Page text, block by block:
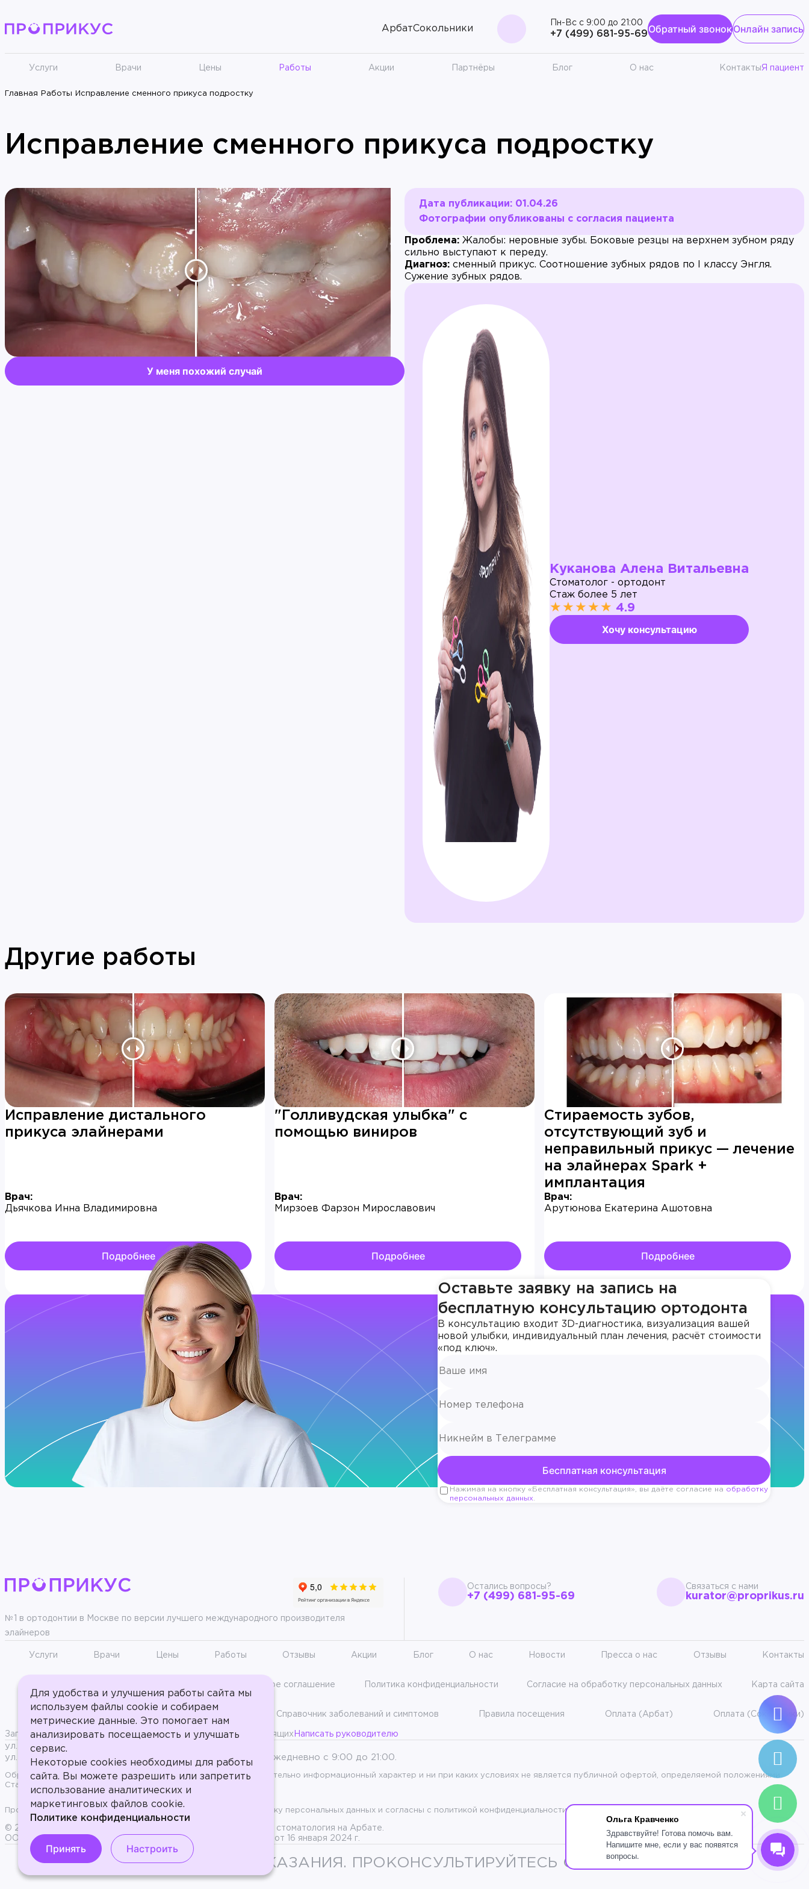
Ольга Кравченко
Здравствуйте! Готова помочь вам.
Напишите мне, если у вас появятся
вопросы.
АрбатСокольники Поиск
Пн-Вс с 9:00 до 21:00
+7 (499) 681-95-69 Обратный звонокОнлайн запись
Услуги Врачи Цены Работы Акции Партнёры Блог О нас КонтактыЯ пациент
Главная Работы Исправление сменного прикуса подростку
Исправление сменного прикуса подростку
У меня похожий случай
Дата публикации: 01.04.26
Фотографии опубликованы с согласия пациента
Проблема: Жалобы: неровные зубы. Боковые резцы на верхнем зубном ряду
сильно выступают к переду.
Диагноз: сменный прикус. Соотношение зубных рядов по I классу Энгля.
Сужение зубных рядов.
Куканова Алена Витальевна
Стоматолог - ортодонт
Стаж более 5 лет
★★★★★ 4.9
Хочу консультацию
Другие работы
Исправление дистального
прикуса элайнерами
Врач:
Дьячкова Инна Владимировна
Подробнее
"Голливудская улыбка" с
помощью виниров
Врач:
Мирзоев Фарзон Мирославович
Подробнее
Стираемость зубов,
отсутствующий зуб и
неправильный прикус — лечение
на элайнерах Spark +
имплантация
Врач:
Арутюнова Екатерина Ашотовна
Подробнее
Оставьте заявку на запись на
бесплатную консультацию ортодонта
В консультацию входит 3D-диагностика, визуализация вашей
новой улыбки, индивидуальный план лечения, расчёт стоимости
«под ключ».
Нажимая на кнопку «Бесплатная консультация», вы даёте согласие на обработку
персональных данных
№1 в ортодонтии в Москве по версии лучшего международного производителя
элайнеров
Остались вопросы?
+7 (499) 681-95-69
Связаться с нами
kurator@proprikus.ru
Услуги Врачи Цены Работы Отзывы Акции Блог О нас Новости Пресса о нас Отзывы Контакты
Пользовательское соглашение Политика конфиденциальности Согласие на обработку персональных данных Карта сайта
Информация для пациентов Документы Справочник заболеваний и симптомов Правила посещения Оплата (Арбат) Оплата (Сокольники)
Запрос "Справка для налогового вычета" Версия для слабовидящих Написать руководителю
ул. Большая Молчановка, 18
ул. Русаковская, 31 вход на 3-м этаже ТЦ "Сокольники"
Ежедневно с 9:00 до 21:00.
Обращаем ваше внимание на то, что данный сайт носит исключительно информационный характер и ни при каких условиях не является публичной офертой, определяемой положениями
Статьи 437 (2) Гражданского кодекса Российской Федерации.
Продолжая пользоваться сайтом, вы даете согласие на обработку персональных данных и согласны с политикой конфиденциальности.
© 2017-2026, ООО «Стоматология на Арбате» - Эстетическая стоматология на Арбате.
ООО "Стоматология в Сокольниках". Л041-01137-77/01023207 от 16 января 2024 г.
ИМЕЮТСЯ ПРОТИВОПОКАЗАНИЯ. ПРОКОНСУЛЬТИРУЙТЕСЬ СО СПЕЦИАЛИСТОМ.
Для удобства и улучшения работы сайта мы
используем файлы cookie и собираем
метрические данные. Это помогает нам
анализировать посещаемость и улучшать
сервис.
Некоторые cookies необходимы для работы
сайта. Вы можете разрешить или запретить
использование аналитических и
маркетинговых файлов cookie.
Политике конфиденциальности
Минимальные Аналитические/Функциональные
Принять Настроить